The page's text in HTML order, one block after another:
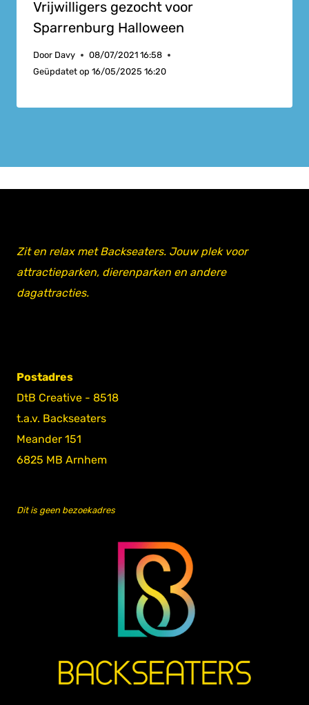
Vrijwilligers gezocht voor
Sparrenburg Halloween
Door Davy
08/07/2021 16:58
Geüpdatet op 16/05/2025 16:20
Zit en relax met Backseaters. Jouw plek voor
attractieparken, dierenparken en andere
dagattracties.
Postadres
DtB Creative - 8518
t.a.v. Backseaters
Meander 151
6825 MB Arnhem
Dit is geen bezoekadres